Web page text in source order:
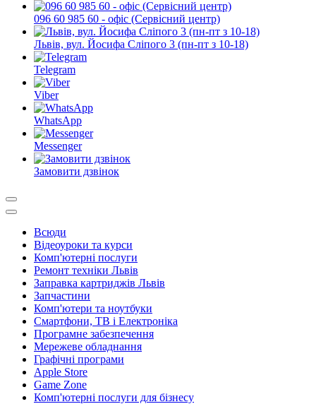
096 60 985 60 - офіс (Сервісний центр)
Львів, вул. Йосифа Сліпого 3 (пн-пт з 10-18)
Telegram
Viber
WhatsApp
Messenger
Замовити дзвінок
Всюди
Відеоуроки та курси
Комп'ютерні послуги
Ремонт техніки Львів
Заправка картриджів Львів
Запчастини
Комп'ютери та ноутбуки
Смартфони, ТВ і Електроніка
Програмне забезпечення
Мережеве обладнання
Графічні програми
Apple Store
Game Zone
Комп'ютерні послуги для бізнесу